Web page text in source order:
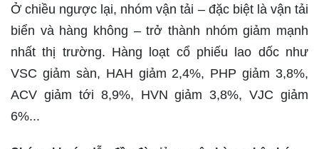
Ở chiều ngược lại, nhóm vận tải – đặc biệt là vận tải
biển và hàng không – trở thành nhóm giảm mạnh
nhất thị trường. Hàng loạt cổ phiếu lao dốc như
VSC giảm sàn, HAH giảm 2,4%, PHP giảm 3,8%,
ACV giảm tới 8,9%, HVN giảm 3,8%, VJC giảm
6%...